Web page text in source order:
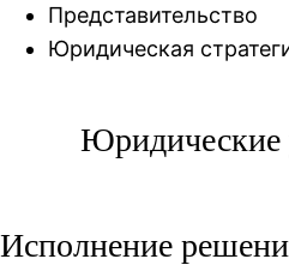
Представительство
Юридическая
Юридические
Исполнение